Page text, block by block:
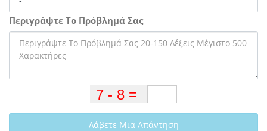
Περιγράψτε Το Πρόβλημά Σας
Λάβετε Μια Απάντηση